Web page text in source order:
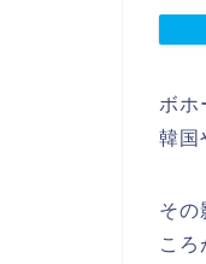
ボホ
韓国
その
こ